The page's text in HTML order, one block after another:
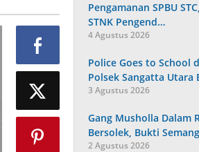
Pengamanan SPBU
STNK Pengend…
4 Agustus 2026
Police Goes to School
Polsek Sangatta Utara
3 Agustus 2026
Gang Musholla Dalam
Bersolek, Bukti
2 Agustus 2026